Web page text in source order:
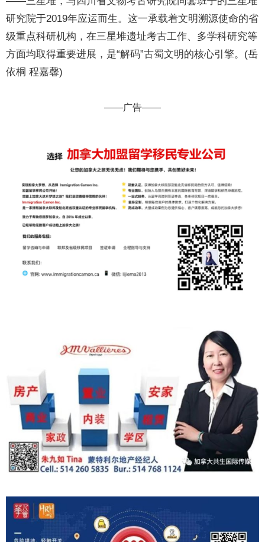
研究院于2019年应运而生。这一承载着文明溯源使命的省
级重点科研机构，在三星堆遗址考古工作、多学科研究等
方面均取得重要进展，是“解码”古蜀文明的核心引擎。(岳
依桐 程嘉馨)
——广告——